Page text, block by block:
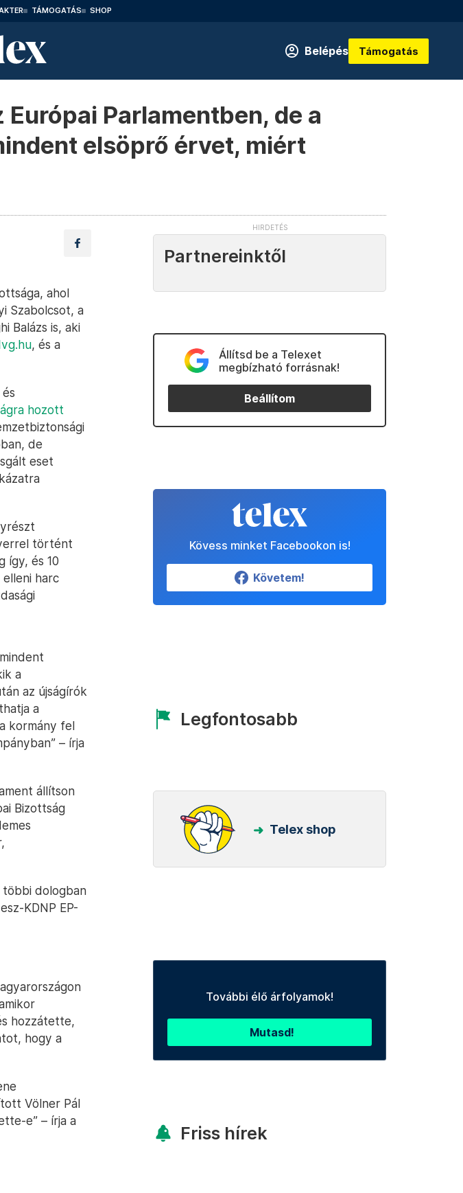
TÁMOGATÁS SHOP
Belépés Támogatás
Parlamentben, de a
elsöprő érvet, miért
ahol
Szabolcsot, a
Balázs is, aki
, és a
hozott
de
eset
történt
így, és 10
harc
a
az újságírók
a
kormány fel
– írja
állítson
Bizottság
többi dologban
KDNP EP-
hozzátette,
hogy a
Völner Pál
e” – írja a
Partnereinktől
Állítsd be a Telexet
megbízható forrásnak!
Beállítom
Kövess minket Facebookon is!
Követem!
Legfontosabb
Telex shop
További élő árfolyamok!
Mutasd!
Friss hírek